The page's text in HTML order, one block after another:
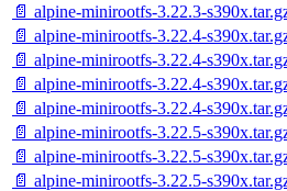
📄 alpine-minirootfs-3.22.3-
📄 alpine-minirootfs-3.22.4-
📄 alpine-minirootfs-3.22.4-
📄 alpine-minirootfs-3.22.4-
📄 alpine-minirootfs-3.22.4-
📄 alpine-minirootfs-3.22.5-
📄 alpine-minirootfs-3.22.5-
📄 alpine-minirootfs-3.22.5-